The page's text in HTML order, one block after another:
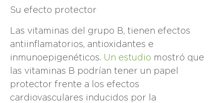
Su efecto protector
Las vitaminas del grupo B, tienen efectos
antiinflamatorios, antioxidantes e
inmunoepigenéticos. Un estudio mostró que
las vitaminas B podrían tener un papel
protector frente a los efectos
cardiovasculares inducidos por la